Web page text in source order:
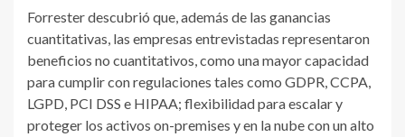
Forrester descubrió que, además de las ganancias
cuantitativas, las empresas entrevistadas representaron
beneficios no cuantitativos, como una mayor capacidad
para cumplir con regulaciones tales como GDPR, CCPA,
LGPD, PCI DSS e HIPAA; flexibilidad para escalar y
proteger los activos on-premises y en la nube con un alto